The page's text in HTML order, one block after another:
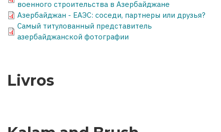
военного строительства в Азербайджане
Азербайджан - ЕАЭС: соседи, партнеры или друзья?
Самый титулованный представитель
азербайджанской фотографии
Livros